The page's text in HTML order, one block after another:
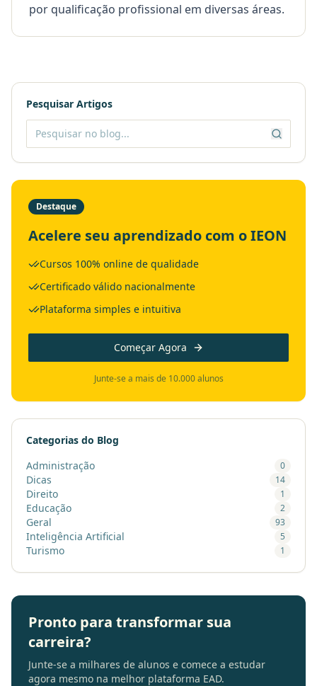
por qualificação profissional em diversas áreas.
Pesquisar Artigos
Destaque
Acelere seu aprendizado com o IEON
Cursos 100% online de qualidade
Certificado válido nacionalmente
Plataforma simples e intuitiva
Começar Agora
Junte-se a mais de 10.000 alunos
Categorias do Blog
Administração
0
Dicas 14
Direito 1
Educação 2
Geral 93
Inteligência Artificial 5
Turismo 1
Pronto para transformar sua
carreira?
Junte-se a milhares de alunos e comece a estudar
agora mesmo na melhor plataforma EAD.